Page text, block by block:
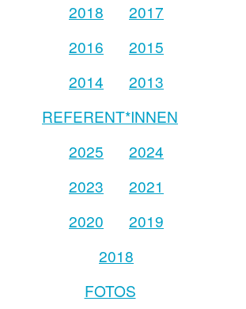
2018
2017
2016
2015
2014
2013
REFERENT*INNEN
2025
2024
2023
2021
2020
2019
2018
FOTOS